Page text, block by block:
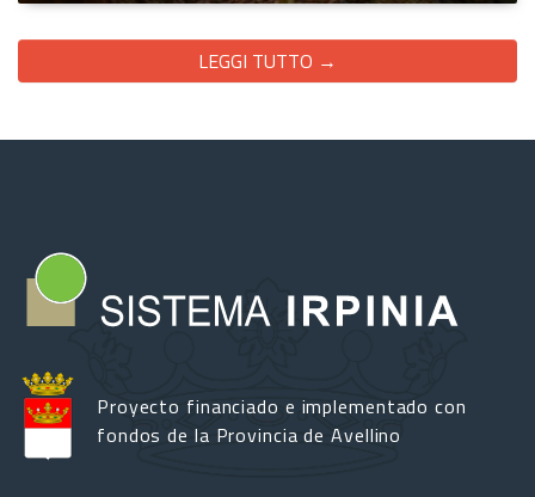
LEGGI TUTTO →
Proyecto financiado e implementado con
fondos de la Provincia de Avellino